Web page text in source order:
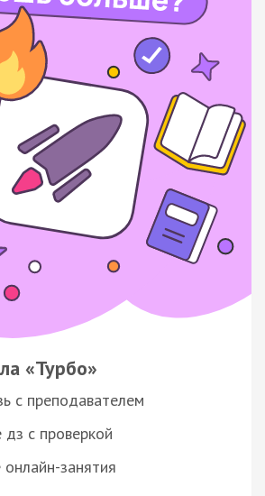
«Турбо»
с преподавателем
с проверкой
занятия